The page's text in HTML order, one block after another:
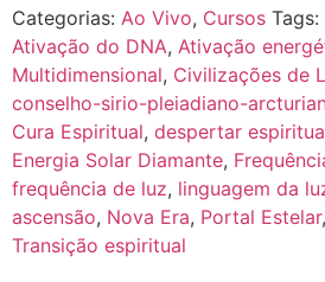
Categorias: Ao Vivo, Cursos Tags:
Ativação do DNA, Ativação
Multidimensional, Civilizações de
conselho-sirio-pleiadiano-
Cura Espiritual, despertar
Energia Solar Diamante,
frequência de luz, linguagem da
ascensão, Nova Era, Portal Estelar,
Transição espiritual